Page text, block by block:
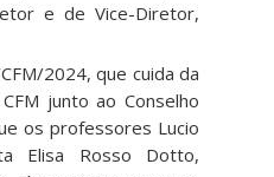
e de Vice-Diretor,
2024, que cuida da
junto ao Conselho
os professores Lucio
Elisa Rosso Dotto,